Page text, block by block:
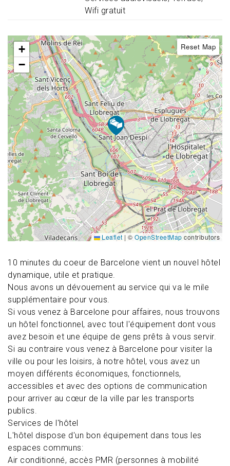
10 minutes du coeur de Barcelone vient un nouvel hôtel
dynamique, utile et pratique.
Nous avons un dévouement au service qui va le mile
supplémentaire pour vous.
Si vous venez à Barcelone pour affaires, nous trouvons
un hôtel fonctionnel, avec tout l'équipement dont vous
avez besoin et une équipe de gens prêts à vous servir.
Si au contraire vous venez à Barcelone pour visiter la
ville ou pour les loisirs, à notre hôtel, vous avez un
moyen différents économiques, fonctionnels,
accessibles et avec des options de communication
pour arriver au cœur de la ville par les transports
publics.
Services de l'hôtel
L'hôtel dispose d'un bon équipement dans tous les
espaces communs:
Air conditionné, accès PMR (personnes à mobilité
Wifi gratuit
+
−
Reset Map
Leaflet | © OpenStreetMap contributors